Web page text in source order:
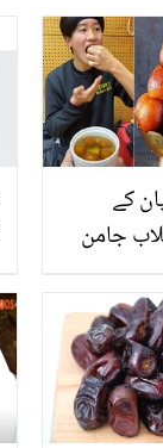
کے
جامن
جاپانی
دلچسپ